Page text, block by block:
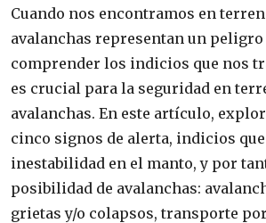
Cuando nos encontramos en
avalanchas representan un
comprender los indicios que nos
es crucial para la seguridad en
avalanchas. En este artículo,
cinco signos de alerta, indicios
inestabilidad en el manto, y por
posibilidad de avalanchas:
grietas y/o colapsos, transporte